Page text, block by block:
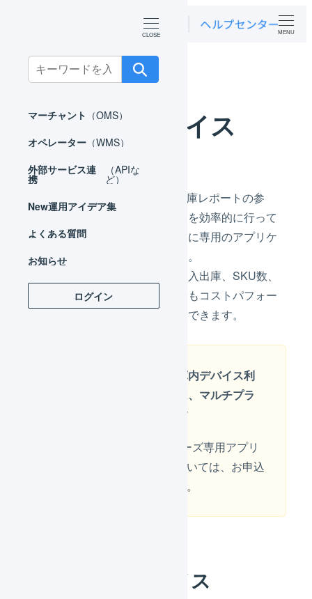
Search
for:
マーチャント （OMS）
オペレーター （WMS）
外部サービス連
携
（APIな
ど）
New運用アイデア集
よくある質問
お知らせ
ログイン
MENU
オペレーター 庫内デバイス
庫内デバイス
LOGILESSでは、在庫操作、在庫レポートの参
照、出荷検品といった庫内作業を効率的に行って
いただくため、各デバイス向けに専用のアプリケ
ーションをご提供しております。
すべてのデバイスは併用でき、入出庫、SKU数、
保管数量、出荷件数に応じて最もコストパフォー
マンスの良い組み合わせを選択できます。
現在お申込み可能な庫内デバイス利
用枠のトークン種別は、マルチプラ
ットフォームのみです
キーエンス社製BT-Wシリーズ専用アプリ
の庫内デバイス利用枠については、お申込
みを受け付けておりません。
利用可能なデバイス